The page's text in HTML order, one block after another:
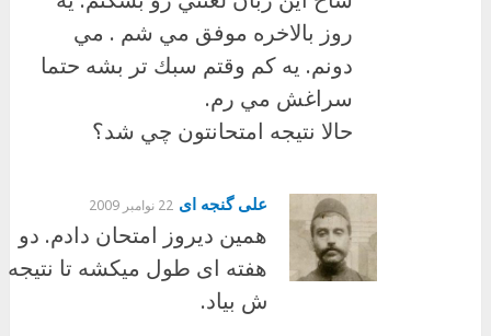
روز بالاخره موفق مي شم . مي
دونم. يه كم وقتم سبك تر بشه حتما
سراغش مي رم.
حالا نتيجه امتحانتون چي شد؟
علی گنجه ای 22 نوامبر 2009
همین دیروز امتحان دادم. دو
هفته ای طول میکشه تا نتیجه
ش بیاد.